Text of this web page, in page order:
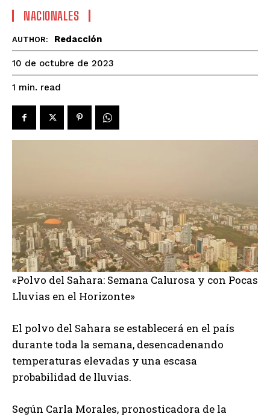
NACIONALES
AUTHOR: Redacción
10 de octubre de 2023
1 min. read
«Polvo del Sahara: Semana Calurosa y con Pocas
Lluvias en el Horizonte»
El polvo del Sahara se establecerá en el país
durante toda la semana, desencadenando
temperaturas elevadas y una escasa
probabilidad de lluvias.
Según Carla Morales, pronosticadora de la